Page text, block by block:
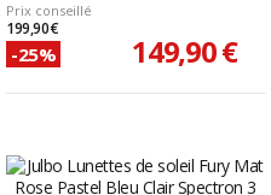
Prix conseillé
199,90 €
-25% 149,90 €